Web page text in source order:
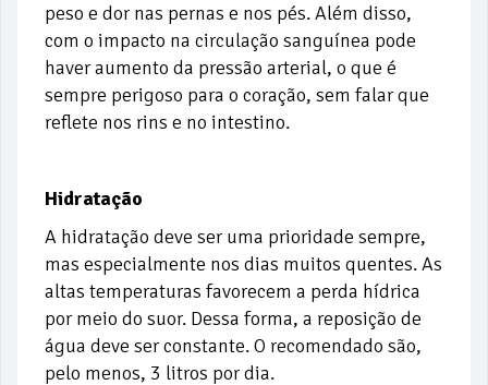
peso e dor nas pernas e nos pés. Além disso,
com o impacto na circulação sanguínea pode
haver aumento da pressão arterial, o que é
sempre perigoso para o coração, sem falar que
reflete nos rins e no intestino.
Hidratação
A hidratação deve ser uma prioridade sempre,
mas especialmente nos dias muitos quentes. As
altas temperaturas favorecem a perda hídrica
por meio do suor. Dessa forma, a reposição de
água deve ser constante. O recomendado são,
pelo menos, 3 litros por dia.